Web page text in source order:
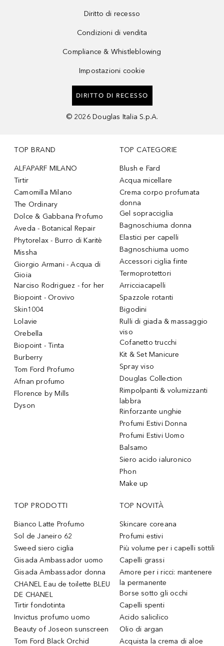
Diritto di recesso
Condizioni di vendita
Compliance & Whistleblowing
Impostazioni cookie
DIRITTO DI RECESSO
© 2026 Douglas Italia S.p.A.
TOP BRAND
ALFAPARF MILANO
Tirtir
Camomilla Milano
The Ordinary
Dolce & Gabbana Profumo
Aveda - Botanical Repair
Phytorelax - Burro di Karitè
Missha
Giorgio Armani - Acqua di
Gioia
Narciso Rodriguez - for her
Biopoint - Orovivo
Skin1004
Lolavie
Orebella
Biopoint - Tinta
Burberry
Tom Ford Profumo
Afnan profumo
Florence by Mills
Dyson
TOP CATEGORIE
Blush e Fard
Acqua micellare
Crema corpo profumata
donna
Gel sopracciglia
Bagnoschiuma donna
Elastici per capelli
Bagnoschiuma uomo
Accessori ciglia finte
Termoprotettori
Arricciacapelli
Spazzole rotanti
Bigodini
Rulli di giada & massaggio
viso
Cofanetto trucchi
Kit & Set Manicure
Spray viso
Douglas Collection
Rimpolpanti & volumizzanti
labbra
Rinforzante unghie
Profumi Estivi Donna
Profumi Estivi Uomo
Balsamo
Siero acido ialuronico
Phon
Make up
TOP PRODOTTI
Bianco Latte Profumo
Sol de Janeiro 62
Sweed siero ciglia
Gisada Ambassador uomo
Gisada Ambassador donna
CHANEL Eau de toilette BLEU
DE CHANEL
Tirtir fondotinta
Invictus profumo uomo
Beauty of Joseon sunscreen
Tom Ford Black Orchid
TOP NOVITÀ
Skincare coreana
Profumi estivi
Più volume per i capelli sottili
Capelli grassi
Amore per i ricci: mantenere
la permanente
Borse sotto gli occhi
Capelli spenti
Acido salicilico
Olio di argan
Acquista la crema di aloe